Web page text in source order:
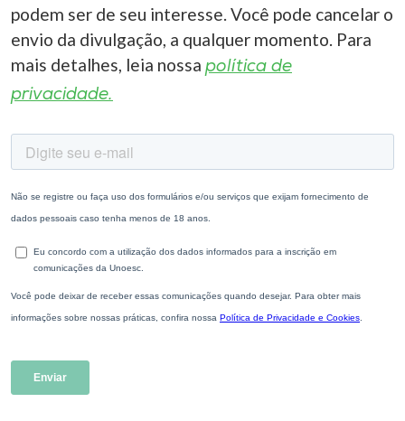
podem ser de seu interesse. Você pode cancelar o
envio da divulgação, a qualquer momento. Para
mais detalhes, leia nossa política de
privacidade.